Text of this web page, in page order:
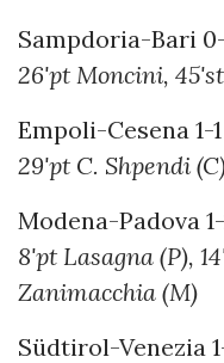
Sampdoria-Bari
26'pt Moncini,
Empoli-Cesena 1-1
29'pt C. Shpendi
Modena-Padova
8'pt Lasagna (P),
Zanimacchia (M)
Südtirol-Venezia